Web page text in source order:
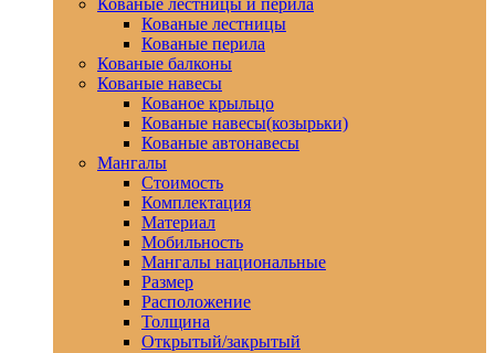
Кованые лестницы и перила
Кованые лестницы
Кованые перила
Кованые балконы
Кованые навесы
Кованое крыльцо
Кованые навесы(козырьки)
Кованые автонавесы
Мангалы
Стоимость
Комплектация
Материал
Мобильность
Мангалы национальные
Размер
Расположение
Толщина
Открытый/закрытый